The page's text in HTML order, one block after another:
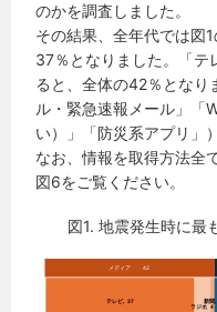
のかを調査しました。
その結果、全年代では図
37％となりました。「テ
ると、全体の42％となり
ル・緊急速報メール」「
い）」「防災系アプリ」
なお、情報を取得方法全
図6をご覧ください。
図1. 地震発生時に最